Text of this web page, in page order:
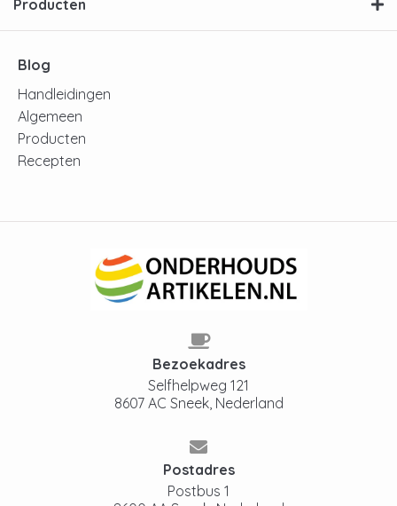
Producten
Blog
Handleidingen
Algemeen
Producten
Recepten
Bezoekadres
Selfhelpweg 121
8607 AC Sneek, Nederland
Postadres
Postbus 1